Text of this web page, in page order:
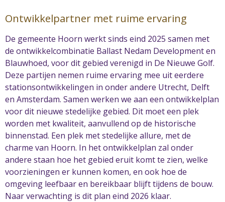
Ontwikkelpartner met ruime ervaring
De gemeente Hoorn werkt sinds eind 2025 samen met
de ontwikkelcombinatie Ballast Nedam Development en
Blauwhoed, voor dit gebied verenigd in De Nieuwe Golf.
Deze partijen nemen ruime ervaring mee uit eerdere
stationsontwikkelingen in onder andere Utrecht, Delft
en Amsterdam. Samen werken we aan een ontwikkelplan
voor dit nieuwe stedelijke gebied. Dit moet een plek
worden met kwaliteit, aanvullend op de historische
binnenstad. Een plek met stedelijke allure, met de
charme van Hoorn. In het ontwikkelplan zal onder
andere staan hoe het gebied eruit komt te zien, welke
voorzieningen er kunnen komen, en ook hoe de
omgeving leefbaar en bereikbaar blijft tijdens de bouw.
Naar verwachting is dit plan eind 2026 klaar.